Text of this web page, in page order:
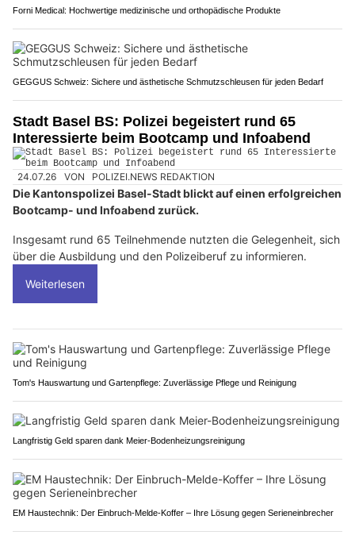
Forni Medical: Hochwertige medizinische und orthopädische Produkte
GEGGUS Schweiz: Sichere und ästhetische Schmutzschleusen für jeden Bedarf
Stadt Basel BS: Polizei begeistert rund 65
Interessierte beim Bootcamp und Infoabend
24.07.26 VON POLIZEI.NEWS REDAKTION
Die Kantonspolizei Basel-Stadt blickt auf einen erfolgreichen
Bootcamp- und Infoabend zurück.
Insgesamt rund 65 Teilnehmende nutzten die Gelegenheit, sich
über die Ausbildung und den Polizeiberuf zu informieren.
Weiterlesen
Tom's Hauswartung und Gartenpflege: Zuverlässige Pflege und Reinigung
Langfristig Geld sparen dank Meier-Bodenheizungsreinigung
EM Haustechnik: Der Einbruch-Melde-Koffer – Ihre Lösung gegen Serieneinbrecher